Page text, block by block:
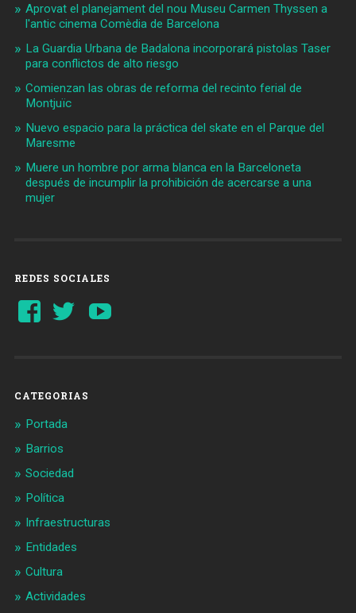
Aprovat el planejament del nou Museu Carmen Thyssen a
l'antic cinema Comèdia de Barcelona
La Guardia Urbana de Badalona incorporará pistolas Taser
para conflictos de alto riesgo
Comienzan las obras de reforma del recinto ferial de
Montjuïc
Nuevo espacio para la práctica del skate en el Parque del
Maresme
Muere un hombre por arma blanca en la Barceloneta
después de incumplir la prohibición de acercarse a una
mujer
REDES SOCIALES
Ver
perfil
Ver
perfil
CATEGORIAS
Portada
Barrios
Sociedad
Política
Infraestructuras
Entidades
Cultura
Actividades